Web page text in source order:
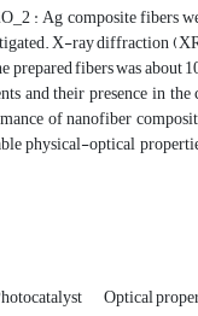
: Ag composite fibers
X-ray diffraction
prepared fibers was
and their presence in
of nanofiber
physical-optical
Optical